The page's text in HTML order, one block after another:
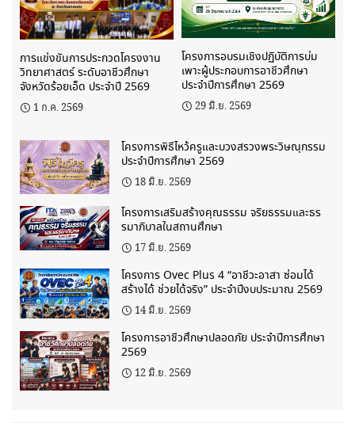
การแข่งขันการประกวดโครงงาน
วิทยาศาสตร์ ระดับอาชีวศึกษา
จังหวัดร้อยเอ็ด ประจำปี 2569
1 ก.ค. 2569
โครงการอบรมเชิงปฏิบัติการบ่ม
เพาะผู้ประกอบการอาชีวศึกษา
ประจำปีการศึกษา 2569
29 มิ.ย. 2569
โครงการพิธีไหว้ครูและบวงสรวงพระวิษณุกรรม
ประจำปีการศึกษา 2569
18 มิ.ย. 2569
โครงการเสริมสร้างคุณธรรม จริยธรรมและธร
รมาภิบาลในสถานศึกษา
17 มิ.ย. 2569
โครงการ Ovec Plus 4 “อาชีวะอาสา ซ่อมได้
สร้างได้ ช่วยได้จริง” ประจำปีงบประมาณ 2569
14 มิ.ย. 2569
โครงการอาชีวศึกษาปลอดภัย ประจำปีการศึกษา
2569
12 มิ.ย. 2569